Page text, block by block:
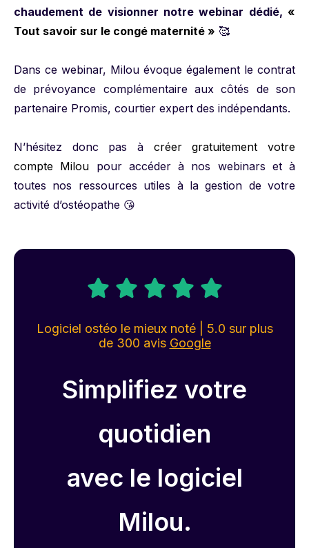
chaudement de visionner notre webinar dédié, «
Tout savoir sur le congé maternité » 🥰
Dans ce webinar, Milou évoque également le contrat
de prévoyance complémentaire aux côtés de son
partenaire Promis, courtier expert des indépendants.
N’hésitez donc pas à créer gratuitement votre
compte Milou pour accéder à nos webinars et à
toutes nos ressources utiles à la gestion de votre
activité d’ostéopathe 😘
Logiciel ostéo le mieux noté | 5.0 sur plus
de 300 avis Google
Simplifiez votre
quotidien
avec le logiciel
Milou.